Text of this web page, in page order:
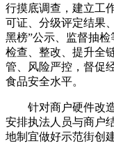
行摸底调查，建立工
可证、分级评定结果
黑榜”公示、监督抽
检查、整改、提升全
管、风险严控，督促
食品安全水平。
针对商户硬件改造
安排执法人员与商户
地制宜做好示范街创